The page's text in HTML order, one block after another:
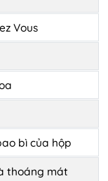
Vous
bì của hộp
thoáng mát